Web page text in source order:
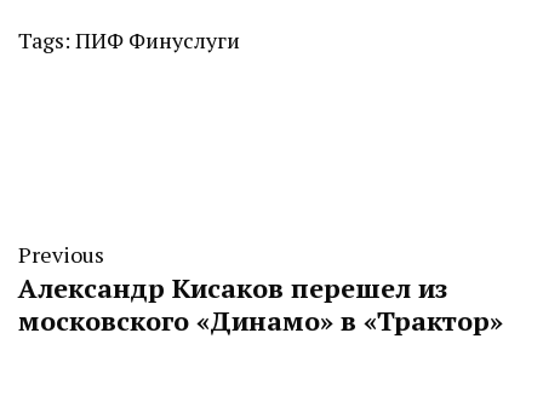
Tags: ПИФ Финуслуги
Previous
Александр Кисаков перешел из
московского «Динамо» в «Трактор»